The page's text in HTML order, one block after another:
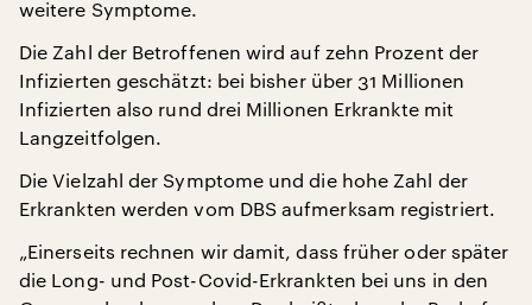
weitere Symptome.
Die Zahl der Betroffenen wird auf zehn Prozent der
Infizierten geschätzt: bei bisher über 31 Millionen
Infizierten also rund drei Millionen Erkrankte mit
Langzeitfolgen.
Die Vielzahl der Symptome und die hohe Zahl der
Erkrankten werden vom DBS aufmerksam registriert.
„Einerseits rechnen wir damit, dass früher oder später
die Long- und Post-Covid-Erkrankten bei uns in den